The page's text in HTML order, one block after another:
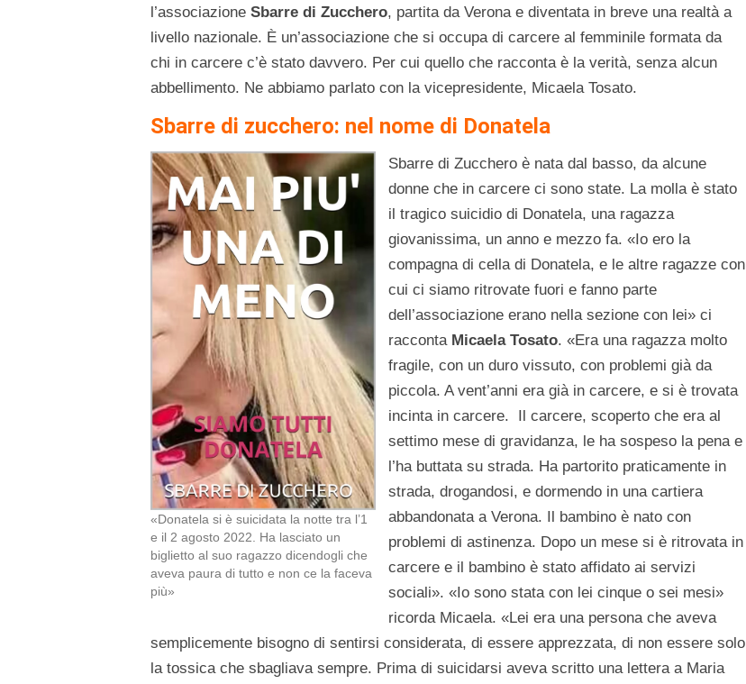
l’associazione Sbarre di Zucchero, partita da Verona e diventata in breve una realtà a
livello nazionale. È un’associazione che si occupa di carcere al femminile formata da
chi in carcere c’è stato davvero. Per cui quello che racconta è la verità, senza alcun
abbellimento. Ne abbiamo parlato con la vicepresidente, Micaela Tosato.
Sbarre di zucchero: nel nome di Donatela
«Donatela si è suicidata la notte tra l’1
e il 2 agosto 2022. Ha lasciato un
biglietto al suo ragazzo dicendogli che
aveva paura di tutto e non ce la faceva
più»
Sbarre di Zucchero è nata dal basso, da alcune
donne che in carcere ci sono state. La molla è stato
il tragico suicidio di Donatela, una ragazza
giovanissima, un anno e mezzo fa. «Io ero la
compagna di cella di Donatela, e le altre ragazze con
cui ci siamo ritrovate fuori e fanno parte
dell’associazione erano nella sezione con lei» ci
racconta Micaela Tosato. «Era una ragazza molto
fragile, con un duro vissuto, con problemi già da
piccola. A vent’anni era già in carcere, e si è trovata
incinta in carcere. Il carcere, scoperto che era al
settimo mese di gravidanza, le ha sospeso la pena e
l’ha buttata su strada. Ha partorito praticamente in
strada, drogandosi, e dormendo in una cartiera
abbandonata a Verona. Il bambino è nato con
problemi di astinenza. Dopo un mese si è ritrovata in
carcere e il bambino è stato affidato ai servizi
sociali». «Io sono stata con lei cinque o sei mesi»
ricorda Micaela. «Lei era una persona che aveva
semplicemente bisogno di sentirsi considerata, di essere apprezzata, di non essere solo
la tossica che sbagliava sempre. Prima di suicidarsi aveva scritto una lettera a Maria